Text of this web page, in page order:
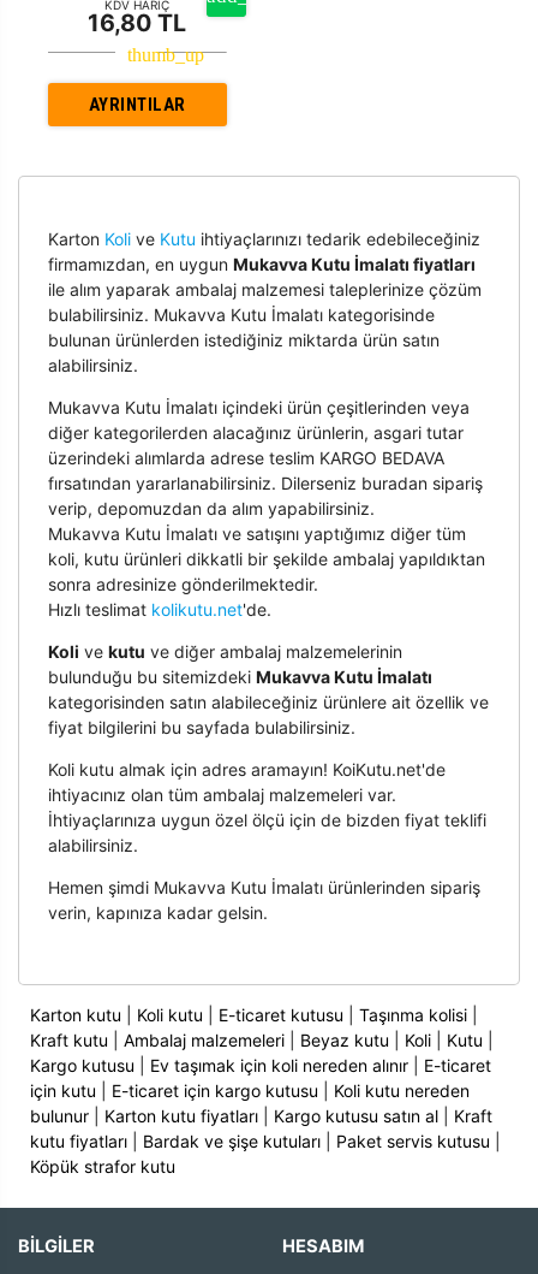
KDV HARİÇ
16,80 TL
AYRINTILAR
Karton Kolive Kutu ihtiyaçlarınızı tedarik edebileceğiniz
firmamızdan, en uygun Mukavva Kutu İmalatı fiyatları
ile alım yaparak ambalaj malzemesi taleplerinize çözüm
bulabilirsiniz. Mukavva Kutu İmalatı kategorisinde
bulunan ürünlerden istediğiniz miktarda ürün satın
alabilirsiniz.
Mukavva Kutu İmalatı içindeki ürün çeşitlerinden veya
diğer kategorilerden alacağınız ürünlerin, asgari tutar
üzerindeki alımlarda adrese teslim KARGO BEDAVA
fırsatından yararlanabilirsiniz. Dilerseniz buradan sipariş
verip, depomuzdan da alım yapabilirsiniz.
Mukavva Kutu İmalatı ve satışını yaptığımız diğer tüm
koli, kutu ürünleri dikkatli bir şekilde ambalaj yapıldıktan
sonra adresinize gönderilmektedir.
Hızlı teslimat kolikutu.net'de.
Koli ve kutu ve diğer ambalaj malzemelerinin
bulunduğu bu sitemizdeki Mukavva Kutu İmalatı
kategorisinden satın alabileceğiniz ürünlere ait özellik ve
fiyat bilgilerini bu sayfada bulabilirsiniz.
Koli kutu almak için adres aramayın! KoiKutu.net'de
ihtiyacınız olan tüm ambalaj malzemeleri var.
İhtiyaçlarınıza uygun özel ölçü için de bizden fiyat teklifi
alabilirsiniz.
Hemen şimdi Mukavva Kutu İmalatı ürünlerinden sipariş
verin, kapınıza kadar gelsin.
Karton kutu Koli kutu E-ticaret kutusu Taşınma kolisi|
Kraft kutu
Ambalaj malzemeleri| Beyaz kutu Koli| Kutu
Kargo kutusu
Ev taşımak için koli nereden alınır| E-ticaret
için kutu
E-ticaret için kargo kutusu
Koli kutu nereden
bulunur| Karton kutu fiyatları| Kargo kutusu satın al| Kraft
kutu fiyatları| Bardak ve şişe kutuları| Paket servis kutusu
Köpük strafor kutu
BİLGİLER HESABIM